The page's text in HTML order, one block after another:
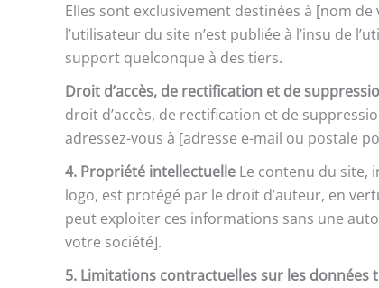
Elles sont exclusivement destinées à [nom
l’utilisateur du site n’est publiée à l’insu de
support quelconque à des tiers.
Droit d’accès, de rectification et de
droit d’accès, de rectification et de
adressez-vous à [adresse e-mail ou postale
4. Propriété intellectuelle Le contenu du site,
logo, est protégé par le droit d’auteur, en
peut exploiter ces informations sans une
votre société].
5. Limitations contractuelles sur les données